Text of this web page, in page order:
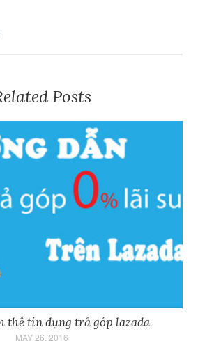
Posts
thẻ tín dụng trả góp lazada
MAY 26, 2016